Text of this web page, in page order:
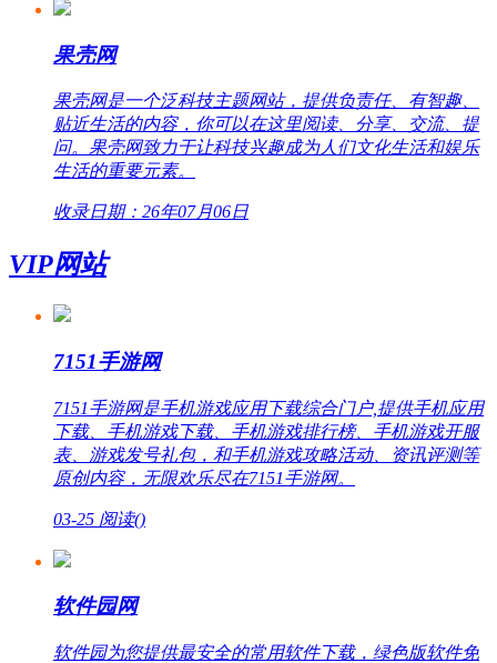
果壳网
果壳网是一个泛科技主题网站，提供负责任、有智趣、
贴近生活的内容，你可以在这里阅读、分享、交流、提
问。果壳网致力于让科技兴趣成为人们文化生活和娱乐
生活的重要元素。
收录日期：26年07月06日
VIP网站
7151手游网
7151手游网是手机游戏应用下载综合门户,提供手机应用
下载、手机游戏下载、手机游戏排行榜、手机游戏开服
表、游戏发号礼包，和手机游戏攻略活动、资讯评测等
原创内容，无限欢乐尽在7151手游网。
03-25 阅读()
软件园网
软件园为您提供最安全的常用软件下载，绿色版软件免